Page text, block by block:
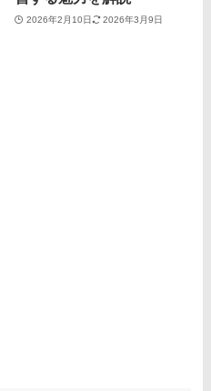
2026年2月10日 2026年3月9日